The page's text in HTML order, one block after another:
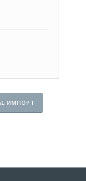
ИМПОРТ